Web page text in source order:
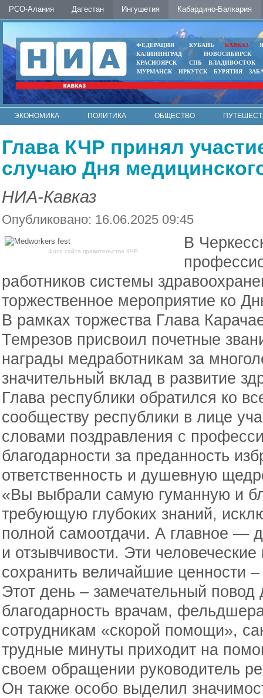
РСО-Алания Дагестан Ингушетия Кабардино-Балкария
ФЕДЕРАЦИЯ КУБАНЬ КАВКАЗ
КАЛИНИНГРАД
НОВОСИБИРСК
КРАСНОЯРСК
СПБ
ВЛАДИВОСТОК
МУРМАНСК
ИРКУТСК БУРЯТИЯ
ЭКОНОМИКА ПОЛИТИКА ОБЩЕСТВО
Глава КЧР принял
случаю Дня
НИА-Кавказ
Опубликовано: 16.06.2025 09:45
Фото сайта правительства КЧР
В
работников системы
торжественное мероприятие ко
В рамках торжества Глава
Темрезов присвоил почетные
награды медработникам за
значительный вклад в развитие
Глава республики обратился ко
сообществу республики в лице
словами поздравления с
благодарности за преданность
ответственность и душевную
«Вы выбрали самую гуманную и
требующую глубоких знаний,
полной самоотдачи. А главное —
и отзывчивости. Эти
сохранить величайшие ценности
Этот день – замечательный повод
благодарность врачам,
сотрудникам «скорой помощи»,
трудные минуты приходит на
своем обращении руководитель
Он также особо выделил